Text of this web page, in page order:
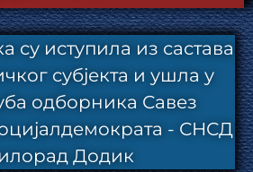
су иступила из састава
субјекта и ушла у
одборника Савез
- СНСД
Додик